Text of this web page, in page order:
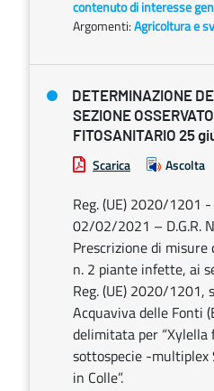
contenuto di interesse
Argomenti:Agricoltura e
DETERMINAZIONE
SEZIONE
FITOSANITARIO 25
Scarica Ascolta
Reg. (UE) 2020/1201 -
02/02/2021 – D.G.R.
Prescrizione di misure
n. 2 piante infette, ai
Reg. (UE) 2020/1201,
Acquaviva delle Fonti
delimitata per “Xylella
sottospecie -multiplex
in Colle”.